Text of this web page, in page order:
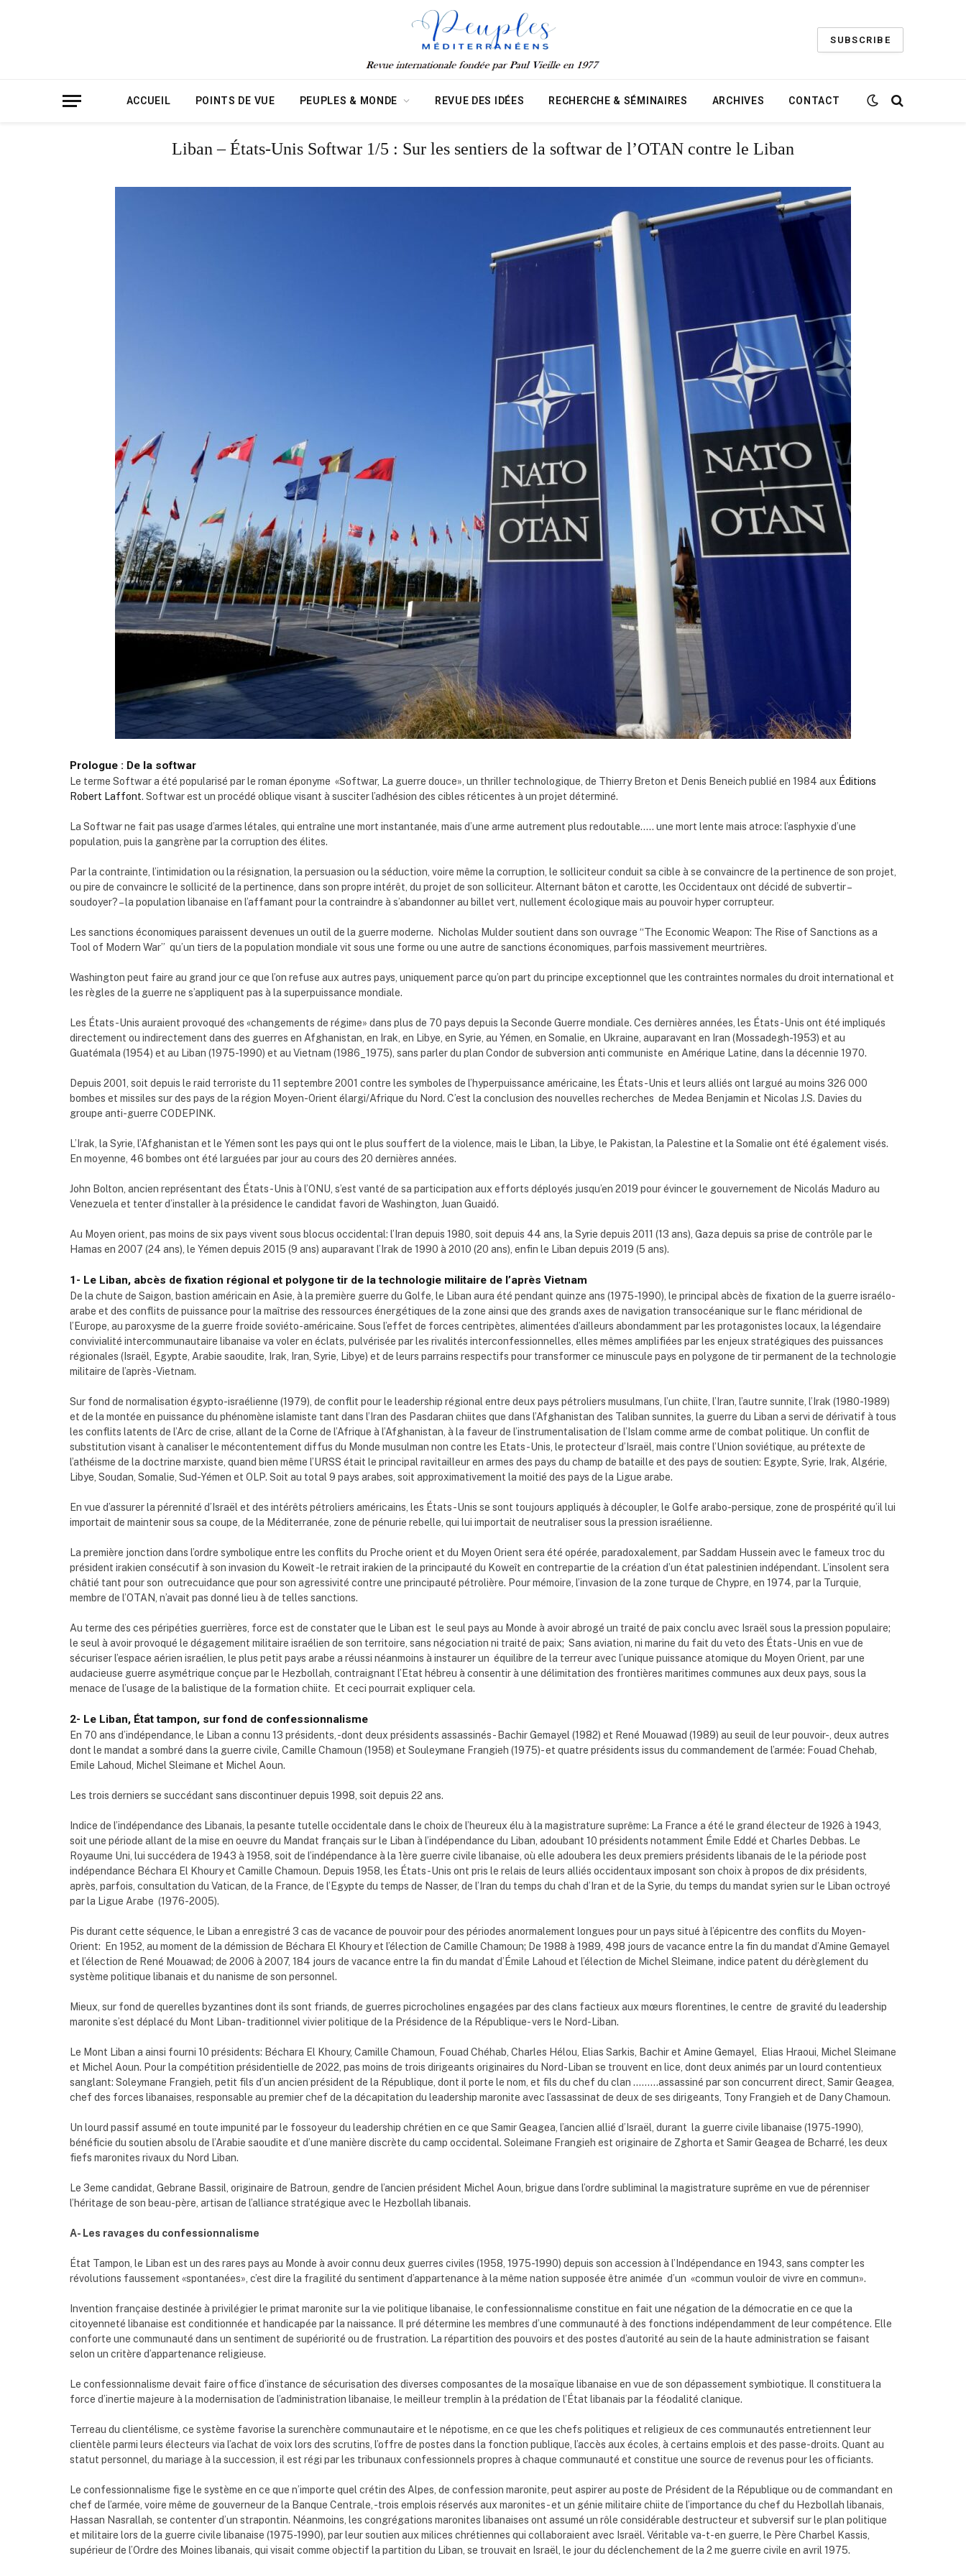
SUBSCRIBE
ACCUEIL POINTS DE VUE PEUPLES & MONDE REVUE DES IDÉES RECHERCHE & SÉMINAIRES ARCHIVES CONTACT
Liban – États-Unis Softwar 1/5 : Sur les sentiers de la softwar de l’OTAN contre le Liban
Prologue : De la softwar
Le terme Softwar a été popularisé par le roman éponyme «Softwar, La guerre douce», un thriller technologique, de Thierry Breton et Denis Beneich publié en 1984 aux Éditions
Robert Laffont. Softwar est un procédé oblique visant à susciter l’adhésion des cibles réticentes à un projet déterminé.
La Softwar ne fait pas usage d’armes létales, qui entraîne une mort instantanée, mais d’une arme autrement plus redoutable….. une mort lente mais atroce: l’asphyxie d’une
population, puis la gangrène par la corruption des élites.
Par la contrainte, l’intimidation ou la résignation, la persuasion ou la séduction, voire même la corruption, le solliciteur conduit sa cible à se convaincre de la pertinence de son projet,
ou pire de convaincre le sollicité de la pertinence, dans son propre intérêt, du projet de son solliciteur. Alternant bâton et carotte, les Occidentaux ont décidé de subvertir –
soudoyer? – la population libanaise en l’affamant pour la contraindre à s’abandonner au billet vert, nullement écologique mais au pouvoir hyper corrupteur.
Les sanctions économiques paraissent devenues un outil de la guerre moderne. Nicholas Mulder soutient dans son ouvrage “The Economic Weapon: The Rise of Sanctions as a
Tool of Modern War” qu’un tiers de la population mondiale vit sous une forme ou une autre de sanctions économiques, parfois massivement meurtrières.
Washington peut faire au grand jour ce que l’on refuse aux autres pays, uniquement parce qu’on part du principe exceptionnel que les contraintes normales du droit international et
les règles de la guerre ne s’appliquent pas à la superpuissance mondiale.
Les États-Unis auraient provoqué des «changements de régime» dans plus de 70 pays depuis la Seconde Guerre mondiale. Ces dernières années, les États-Unis ont été impliqués
directement ou indirectement dans des guerres en Afghanistan, en Irak, en Libye, en Syrie, au Yémen, en Somalie, en Ukraine, auparavant en Iran (Mossadegh-1953) et au
Guatémala (1954) et au Liban (1975-1990) et au Vietnam (1986_1975), sans parler du plan Condor de subversion anti communiste en Amérique Latine, dans la décennie 1970.
Depuis 2001, soit depuis le raid terroriste du 11 septembre 2001 contre les symboles de l’hyperpuissance américaine, les États-Unis et leurs alliés ont largué au moins 326 000
bombes et missiles sur des pays de la région Moyen-Orient élargi/Afrique du Nord. C’est la conclusion des nouvelles recherches de Medea Benjamin et Nicolas J.S. Davies du
groupe anti-guerre CODEPINK.
L’Irak, la Syrie, l’Afghanistan et le Yémen sont les pays qui ont le plus souffert de la violence, mais le Liban, la Libye, le Pakistan, la Palestine et la Somalie ont été également visés.
En moyenne, 46 bombes ont été larguées par jour au cours des 20 dernières années.
John Bolton, ancien représentant des États-Unis à l’ONU, s’est vanté de sa participation aux efforts déployés jusqu’en 2019 pour évincer le gouvernement de Nicolás Maduro au
Venezuela et tenter d’installer à la présidence le candidat favori de Washington, Juan Guaidó.
Au Moyen orient, pas moins de six pays vivent sous blocus occidental: l’Iran depuis 1980, soit depuis 44 ans, la Syrie depuis 2011 (13 ans), Gaza depuis sa prise de contrôle par le
Hamas en 2007 (24 ans), le Yémen depuis 2015 (9 ans) auparavant l’Irak de 1990 à 2010 (20 ans), enfin le Liban depuis 2019 (5 ans).
1- Le Liban, abcès de fixation régional et polygone tir de la technologie militaire de l’après Vietnam
De la chute de Saigon, bastion américain en Asie, à la première guerre du Golfe, le Liban aura été pendant quinze ans (1975-1990), le principal abcès de fixation de la guerre israélo-
arabe et des conflits de puissance pour la maîtrise des ressources énergétiques de la zone ainsi que des grands axes de navigation transocéanique sur le flanc méridional de
l’Europe, au paroxysme de la guerre froide soviéto-américaine. Sous l’effet de forces centripètes, alimentées d’ailleurs abondamment par les protagonistes locaux, la légendaire
convivialité intercommunautaire libanaise va voler en éclats, pulvérisée par les rivalités interconfessionnelles, elles mêmes amplifiées par les enjeux stratégiques des puissances
régionales (Israël, Egypte, Arabie saoudite, Irak, Iran, Syrie, Libye) et de leurs parrains respectifs pour transformer ce minuscule pays en polygone de tir permanent de la technologie
militaire de l’après-Vietnam.
Sur fond de normalisation égypto-israélienne (1979), de conflit pour le leadership régional entre deux pays pétroliers musulmans, l’un chiite, l’Iran, l’autre sunnite, l’Irak (1980-1989)
et de la montée en puissance du phénomène islamiste tant dans l’Iran des Pasdaran chiites que dans l’Afghanistan des Taliban sunnites, la guerre du Liban a servi de dérivatif à tous
les conflits latents de l’Arc de crise, allant de la Corne de l’Afrique à l’Afghanistan, à la faveur de l’instrumentalisation de l’Islam comme arme de combat politique. Un conflit de
substitution visant à canaliser le mécontentement diffus du Monde musulman non contre les Etats-Unis, le protecteur d’Israël, mais contre l’Union soviétique, au prétexte de
l’athéisme de la doctrine marxiste, quand bien même l’URSS était le principal ravitailleur en armes des pays du champ de bataille et des pays de soutien: Egypte, Syrie, Irak, Algérie,
Libye, Soudan, Somalie, Sud-Yémen et OLP. Soit au total 9 pays arabes, soit approximativement la moitié des pays de la Ligue arabe.
En vue d’assurer la pérennité d’Israël et des intérêts pétroliers américains, les États-Unis se sont toujours appliqués à découpler, le Golfe arabo-persique, zone de prospérité qu’il lui
importait de maintenir sous sa coupe, de la Méditerranée, zone de pénurie rebelle, qui lui importait de neutraliser sous la pression israélienne.
La première jonction dans l’ordre symbolique entre les conflits du Proche orient et du Moyen Orient sera été opérée, paradoxalement, par Saddam Hussein avec le fameux troc du
président irakien consécutif à son invasion du Koweît -le retrait irakien de la principauté du Koweît en contrepartie de la création d’un état palestinien indépendant. L’insolent sera
châtié tant pour son outrecuidance que pour son agressivité contre une principauté pétrolière. Pour mémoire, l’invasion de la zone turque de Chypre, en 1974, par la Turquie,
membre de l’OTAN, n’avait pas donné lieu à de telles sanctions.
Au terme des ces péripéties guerrières, force est de constater que le Liban est le seul pays au Monde à avoir abrogé un traité de paix conclu avec Israël sous la pression populaire;
le seul à avoir provoqué le dégagement militaire israélien de son territoire, sans négociation ni traité de paix; Sans aviation, ni marine du fait du veto des États-Unis en vue de
sécuriser l’espace aérien israélien, le plus petit pays arabe a réussi néanmoins à instaurer un équilibre de la terreur avec l’unique puissance atomique du Moyen Orient, par une
audacieuse guerre asymétrique conçue par le Hezbollah, contraignant l’Etat hébreu à consentir à une délimitation des frontières maritimes communes aux deux pays, sous la
menace de l’usage de la balistique de la formation chiite. Et ceci pourrait expliquer cela.
2- Le Liban, État tampon, sur fond de confessionnalisme
En 70 ans d’indépendance, le Liban a connu 13 présidents, -dont deux présidents assassinés- Bachir Gemayel (1982) et René Mouawad (1989) au seuil de leur pouvoir-, deux autres
dont le mandat a sombré dans la guerre civile, Camille Chamoun (1958) et Souleymane Frangieh (1975)- et quatre présidents issus du commandement de l’armée: Fouad Chehab,
Emile Lahoud, Michel Sleimane et Michel Aoun.
Les trois derniers se succédant sans discontinuer depuis 1998, soit depuis 22 ans.
Indice de l’indépendance des Libanais, la pesante tutelle occidentale dans le choix de l’heureux élu à la magistrature suprême: La France a été le grand électeur de 1926 à 1943,
soit une période allant de la mise en oeuvre du Mandat français sur le Liban à l’indépendance du Liban, adoubant 10 présidents notamment Émile Eddé et Charles Debbas. Le
Royaume Uni, lui succédera de 1943 à 1958, soit de l’indépendance à la 1ère guerre civile libanaise, où elle adoubera les deux premiers présidents libanais de le la période post
indépendance Béchara El Khoury et Camille Chamoun. Depuis 1958, les États-Unis ont pris le relais de leurs alliés occidentaux imposant son choix à propos de dix présidents,
après, parfois, consultation du Vatican, de la France, de l’Egypte du temps de Nasser, de l’Iran du temps du chah d’Iran et de la Syrie, du temps du mandat syrien sur le Liban octroyé
par la Ligue Arabe (1976-2005).
Pis durant cette séquence, le Liban a enregistré 3 cas de vacance de pouvoir pour des périodes anormalement longues pour un pays situé à l’épicentre des conflits du Moyen-
Orient: En 1952, au moment de la démission de Béchara El Khoury et l’élection de Camille Chamoun; De 1988 à 1989, 498 jours de vacance entre la fin du mandat d’Amine Gemayel
et l’élection de René Mouawad; de 2006 à 2007, 184 jours de vacance entre la fin du mandat d’Émile Lahoud et l’élection de Michel Sleimane, indice patent du dérèglement du
système politique libanais et du nanisme de son personnel.
Mieux, sur fond de querelles byzantines dont ils sont friands, de guerres picrocholines engagées par des clans factieux aux mœurs florentines, le centre de gravité du leadership
maronite s’est déplacé du Mont Liban- traditionnel vivier politique de la Présidence de la République- vers le Nord-Liban.
Le Mont Liban a ainsi fourni 10 présidents: Béchara El Khoury, Camille Chamoun, Fouad Chéhab, Charles Hélou, Elias Sarkis, Bachir et Amine Gemayel, Elias Hraoui, Michel Sleimane
et Michel Aoun. Pour la compétition présidentielle de 2022, pas moins de trois dirigeants originaires du Nord-Liban se trouvent en lice, dont deux animés par un lourd contentieux
sanglant: Soleymane Frangieh, petit fils d’un ancien président de la République, dont il porte le nom, et fils du chef du clan ………assassiné par son concurrent direct, Samir Geagea,
chef des forces libanaises, responsable au premier chef de la décapitation du leadership maronite avec l’assassinat de deux de ses dirigeants, Tony Frangieh et de Dany Chamoun.
Un lourd passif assumé en toute impunité par le fossoyeur du leadership chrétien en ce que Samir Geagea, l’ancien allié d’Israël, durant la guerre civile libanaise (1975-1990),
bénéficie du soutien absolu de l’Arabie saoudite et d’une manière discrète du camp occidental. Soleimane Frangieh est originaire de Zghorta et Samir Geagea de Bcharré, les deux
fiefs maronites rivaux du Nord Liban.
Le 3eme candidat, Gebrane Bassil, originaire de Batroun, gendre de l’ancien président Michel Aoun, brigue dans l’ordre subliminal la magistrature suprême en vue de pérenniser
l’héritage de son beau-père, artisan de l’alliance stratégique avec le Hezbollah libanais.
A- Les ravages du confessionnalisme
État Tampon, le Liban est un des rares pays au Monde à avoir connu deux guerres civiles (1958, 1975-1990) depuis son accession à l’Indépendance en 1943, sans compter les
révolutions faussement «spontanées», c’est dire la fragilité du sentiment d’appartenance à la même nation supposée être animée d’un «commun vouloir de vivre en commun».
Invention française destinée à privilégier le primat maronite sur la vie politique libanaise, le confessionnalisme constitue en fait une négation de la démocratie en ce que la
citoyenneté libanaise est conditionnée et handicapée par la naissance. Il pré détermine les membres d’une communauté à des fonctions indépendamment de leur compétence. Elle
conforte une communauté dans un sentiment de supériorité ou de frustration. La répartition des pouvoirs et des postes d’autorité au sein de la haute administration se faisant
selon un critère d’appartenance religieuse.
Le confessionnalisme devait faire office d’instance de sécurisation des diverses composantes de la mosaïque libanaise en vue de son dépassement symbiotique. Il constituera la
force d’inertie majeure à la modernisation de l’administration libanaise, le meilleur tremplin à la prédation de l’État libanais par la féodalité clanique.
Terreau du clientélisme, ce système favorise la surenchère communautaire et le népotisme, en ce que les chefs politiques et religieux de ces communautés entretiennent leur
clientèle parmi leurs électeurs via l’achat de voix lors des scrutins, l’offre de postes dans la fonction publique, l’accès aux écoles, à certains emplois et des passe-droits. Quant au
statut personnel, du mariage à la succession, il est régi par les tribunaux confessionnels propres à chaque communauté et constitue une source de revenus pour les officiants.
Le confessionnalisme fige le système en ce que n’importe quel crétin des Alpes, de confession maronite, peut aspirer au poste de Président de la République ou de commandant en
chef de l’armée, voire même de gouverneur de la Banque Centrale, -trois emplois réservés aux maronites- et un génie militaire chiite de l’importance du chef du Hezbollah libanais,
Hassan Nasrallah, se contenter d’un strapontin. Néanmoins, les congrégations maronites libanaises ont assumé un rôle considérable destructeur et subversif sur le plan politique
et militaire lors de la guerre civile libanaise (1975-1990), par leur soutien aux milices chrétiennes qui collaboraient avec Israël. Véritable va-t-en guerre, le Père Charbel Kassis,
supérieur de l’Ordre des Moines libanais, qui visait comme objectif la partition du Liban, se trouvait en Israël, le jour du déclenchement de la 2 me guerre civile en avril 1975.